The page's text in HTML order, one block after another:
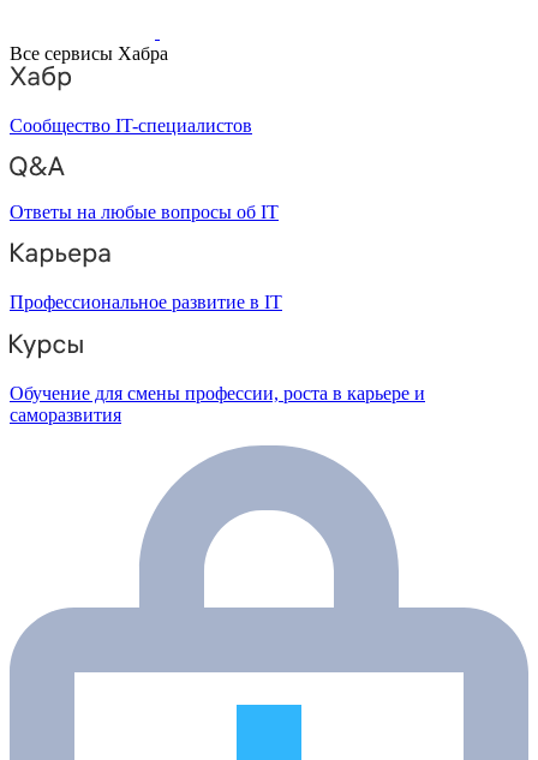
Все сервисы Хабра
Сообщество IT-специалистов
Ответы на любые вопросы об IT
Профессиональное развитие в IT
Обучение для смены профессии, роста в карьере и
саморазвития